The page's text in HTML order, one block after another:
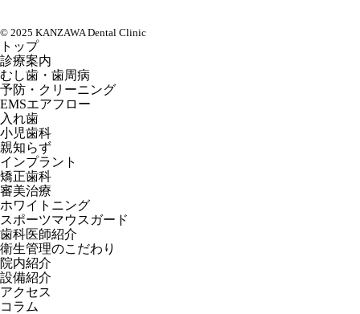
© 2025 KANZAWA Dental Clinic
トップ
診療案内
むし歯・歯周病
予防・クリーニング
EMSエアフロー
入れ歯
小児歯科
親知らず
インプラント
矯正歯科
審美治療
ホワイトニング
スポーツマウスガード
歯科医師紹介
衛生管理のこだわり
院内紹介
設備紹介
アクセス
コラム